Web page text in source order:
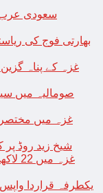
سعودی عرب
بھارتی فوج کی
غزہ کے پناہ
غزہ میں مختصر
شیخ زید روڈ پر
غزہ
یکطرفہ قراردا